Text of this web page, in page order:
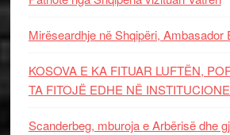
Mirëseardhje në Shqipëri, Ambasador
KOSOVA E KA FITUAR LUFTËN,
TA FITOJË EDHE NË
Scanderbeg, mburoja e Arbërisë dhe